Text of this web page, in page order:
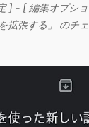
] - [ 編集オプシ
拡張する」 のチ
解除して、他の
てから、もう一度
合、画面上部に